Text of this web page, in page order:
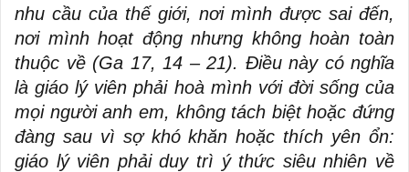
nhu cầu của thế giới, nơi mình được sai đến,
nơi mình hoạt động nhưng không hoàn toàn
thuộc về (Ga 17, 14 – 21). Điều này có nghĩa
là giáo lý viên phải hoà mình với đời sống của
mọi người anh em, không tách biệt hoặc đứng
đàng sau vì sợ khó khăn hoặc thích yên ổn:
giáo lý viên phải duy trì ý thức siêu nhiên về